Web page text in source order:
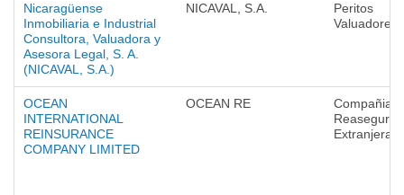
Nicaragüense
Inmobiliaria e Industrial
Consultora, Valuadora y
Asesora Legal, S. A.
(NICAVAL, S.A.)
NICAVAL, S.A.
Peritos
Valuadores
OCEAN
INTERNATIONAL
REINSURANCE
COMPANY LIMITED
OCEAN RE
Compañias
Reaseguro
Extranjeras